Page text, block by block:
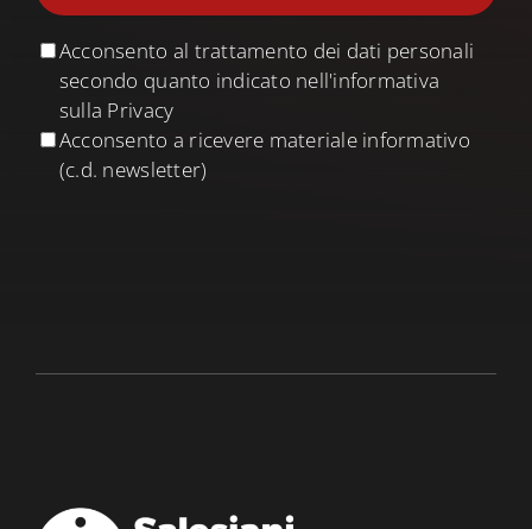
Acconsento al trattamento dei dati personali
secondo quanto indicato nell'informativa
sulla Privacy
Acconsento a ricevere materiale informativo
(c.d. newsletter)